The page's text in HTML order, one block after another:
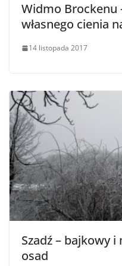
Widmo Brockenu
własnego cienia
14 listopada 2017
Szadź – bajkowy
osad